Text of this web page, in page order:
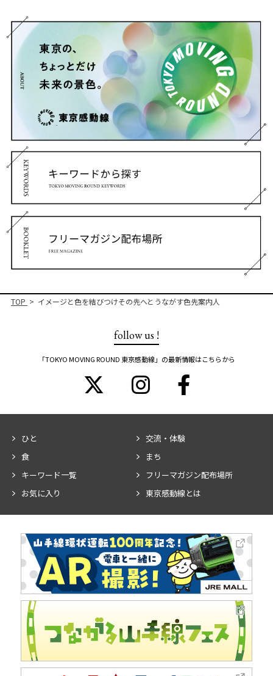
TOP イメージと色を結びつけその先へとうながす色先案内人
follow us !
「TOKYO MOVING ROUND 東京感動線」の最新情報はこちらから
ひと
交流・体験
食
まち
キーワード一覧
フリーマガジン配布場所
お気に入り
東京感動線とは